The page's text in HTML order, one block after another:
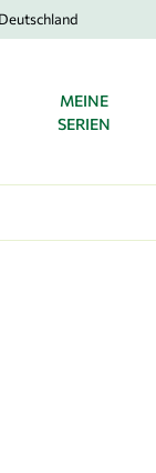
MEINE
SERIEN